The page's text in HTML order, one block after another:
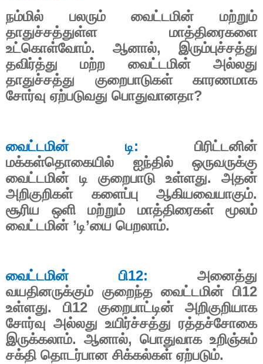
நம்மில் பலரும் வைட்டமின் மற்றும்
தாதுச்சத்துள்ள மாத்திரைகளை
உட்கொள்வோம். ஆனால், இரும்புச்சத்து
தவிர்த்து மற்ற வைட்டமின் அல்லது
தாதுச்சத்து குறைபாடுகள் காரணமாக
சோர்வு ஏற்படுவது பொதுவானதா?
வைட்டமின் டி: பிரிட்டனின்
மக்கள்தொகையில் ஐந்தில் ஒருவருக்கு
வைட்டமின் டி குறைபாடு உள்ளது. அதன்
அறிகுறிகள் களைப்பு ஆகியவையாகும்.
சூரிய ஒளி மற்றும் மாத்திரைகள் மூலம்
வைட்டமின் ’டி’யை பெறலாம்.
வைட்டமின் பி12: அனைத்து
வயதினருக்கும் குறைந்த வைட்டமின் பி12
உள்ளது. பி12குறைபாட்டின் அறிகுறியாக
சோர்வு அல்லது உயிர்ச்சத்து ரத்தச்சோகை
இருக்கலாம். ஆனால், பொதுவாக உறிஞ்சும்
சக்தி தொடர்பான சிக்கல்கள் ஏற்படும்.